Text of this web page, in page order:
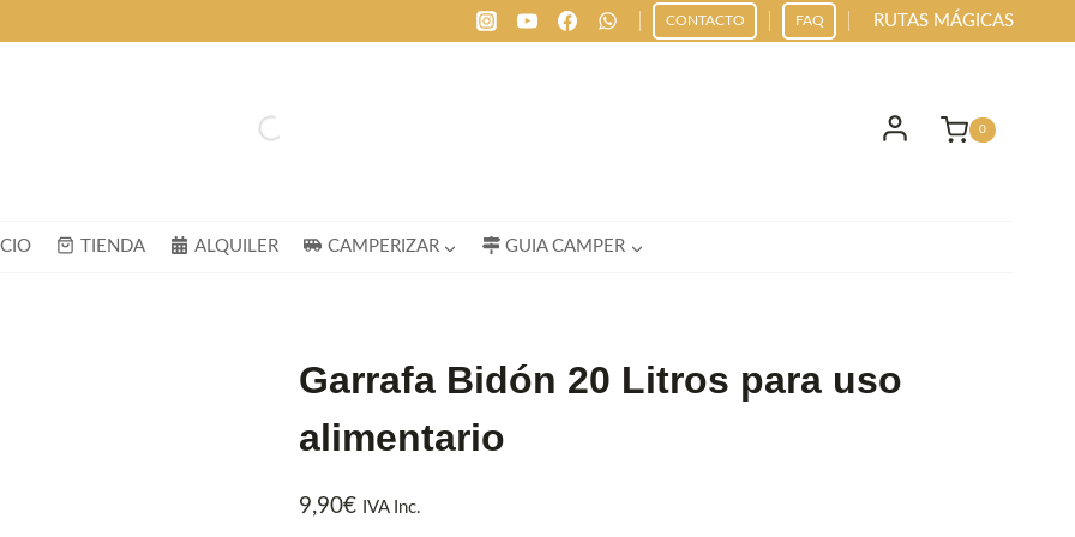
CONTACTO FAQ RUTAS MÁGICAS
0
TIENDA ALQUILER CAMPERIZAR GUIA CAMPER
Garrafa Bidón 20 Litros para uso
alimentario
9,90€ IVA Inc.